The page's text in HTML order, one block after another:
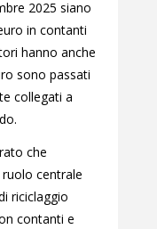
2025 siano
in contanti
hanno anche
sono passati
collegati a
che
centrale
riciclaggio
contanti e